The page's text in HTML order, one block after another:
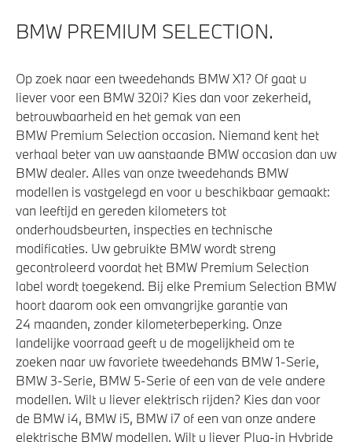
BMW PREMIUM SELECTION.
Op zoek naar een tweedehands BMW X1? Of gaat u
liever voor een BMW 320i? Kies dan voor zekerheid,
betrouwbaarheid en het gemak van een
BMW Premium Selection occasion. Niemand kent het
verhaal beter van uw aanstaande BMW occasion dan uw
BMW dealer. Alles van onze tweedehands BMW
modellen is vastgelegd en voor u beschikbaar gemaakt:
van leeftijd en gereden kilometers tot
onderhoudsbeurten, inspecties en technische
modificaties. Uw gebruikte BMW wordt streng
gecontroleerd voordat het BMW Premium Selection
label wordt toegekend. Bij elke Premium Selection BMW
hoort daarom ook een omvangrijke garantie van
24 maanden, zonder kilometerbeperking. Onze
landelijke voorraad geeft u de mogelijkheid om te
zoeken naar uw favoriete tweedehands BMW 1-Serie,
BMW 3-Serie, BMW 5-Serie of een van de vele andere
modellen. Wilt u liever elektrisch rijden? Kies dan voor
de BMW i4, BMW i5, BMW i7 of een van onze andere
elektrische BMW modellen. Wilt u liever Plug-in Hybride